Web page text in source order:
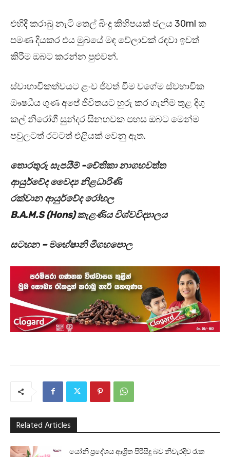
එහිදී කරාබු නැටි තෙල් බිංදු කිහිපයක් ජලය 30ml ක
පමණ දියකර එය මුඛයේ මඳ වේලාවක් රඳවා ඉවත්
කිරීම ඔබට කරන්න පුළුවන්.
ස්වාභාවිකත්වයට ළංව ජීවත් වීම වගේම ස්වභාවික
ඖෂධීය ගුණ අපේ ජීවිතයට හුරු කර ගැනීම තුළ දිගු
කල් නිරෝගී සුන්දර සිනහවක පහස ඔබට මෙන්ම
පවුලටත් රටටත් එළියක් වෙනු ඇත.
තොරතුරු සැපයීම් -චේතිකා නාගහවත්ත
ආයුර්වේද වෛද්‍ය නිළධාරිණි
රක්වාන ආයුර්වේද රෝහල
B.A.M.S (Hons) කැළණිය විශ්වවිද්‍යාලය
සටහන – මහේෂානි මීගහපොල
Related Articles
යෝනි ප්‍රදේශය ආශ්‍රිත පිරිසිදු බව නිවැරදිව රැක